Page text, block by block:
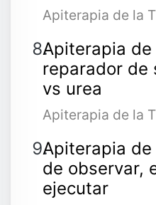
Apiterapia de la
Apiterapia
reparador de
vs urea
Apiterapia de la
Apiterapia
de observar,
ejecutar